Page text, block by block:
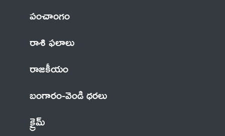
పంచాంగం
రాశి ఫలాలు
రాజకీయం
బంగారం-వెండి ధరలు
క్రైమ్